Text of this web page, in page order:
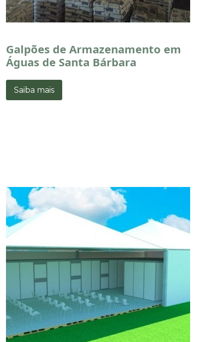
Galpões de Armazenamento em
Águas de Santa Bárbara
Saiba mais